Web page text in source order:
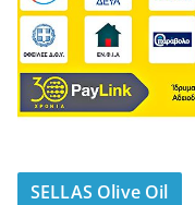
SELLAS Olive Oil